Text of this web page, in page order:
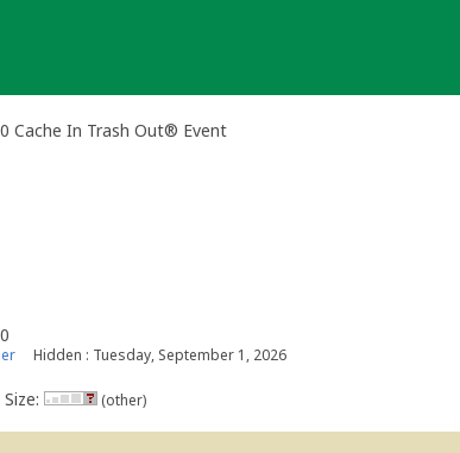
Cache In Trash Out® Event
Hidden : Tuesday, September 1, 2026
Size: (other)